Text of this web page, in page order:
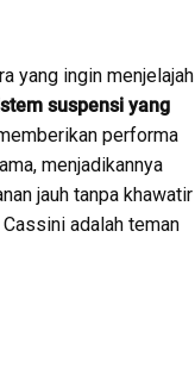
yang ingin menjelajah
suspensi yang
performa
menjadikannya
jauh tanpa khawatir
adalah teman